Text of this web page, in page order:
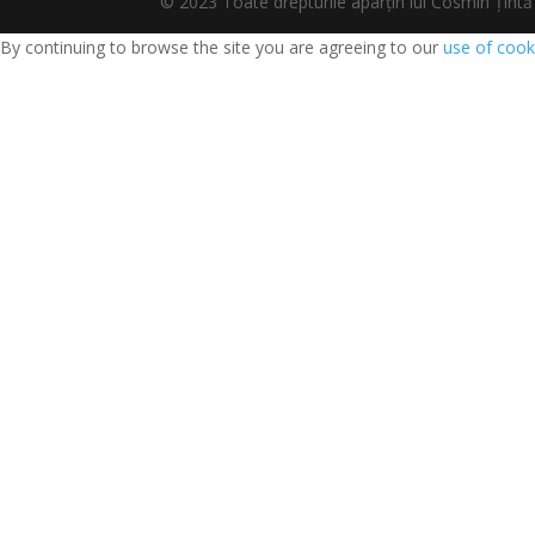
By continuing to browse the site you are agreeing to our use of